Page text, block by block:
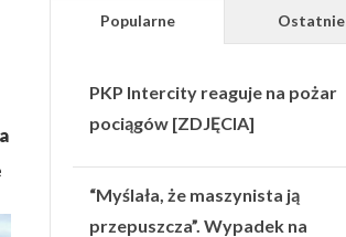
Popularne Ostatnie
PKP Intercity reaguje na pożar
pociągów [ZDJĘCIA]
“Myślała, że maszynista ją
przepuszcza”. Wypadek na